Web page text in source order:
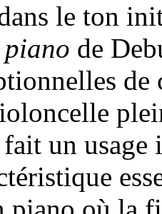
le ton
de
de
un